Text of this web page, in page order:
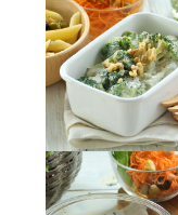
副菜
ごはんもの
サラダ
創味のつゆ
創味のつゆあ
創味のつゆ減